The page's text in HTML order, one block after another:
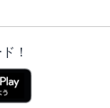
！